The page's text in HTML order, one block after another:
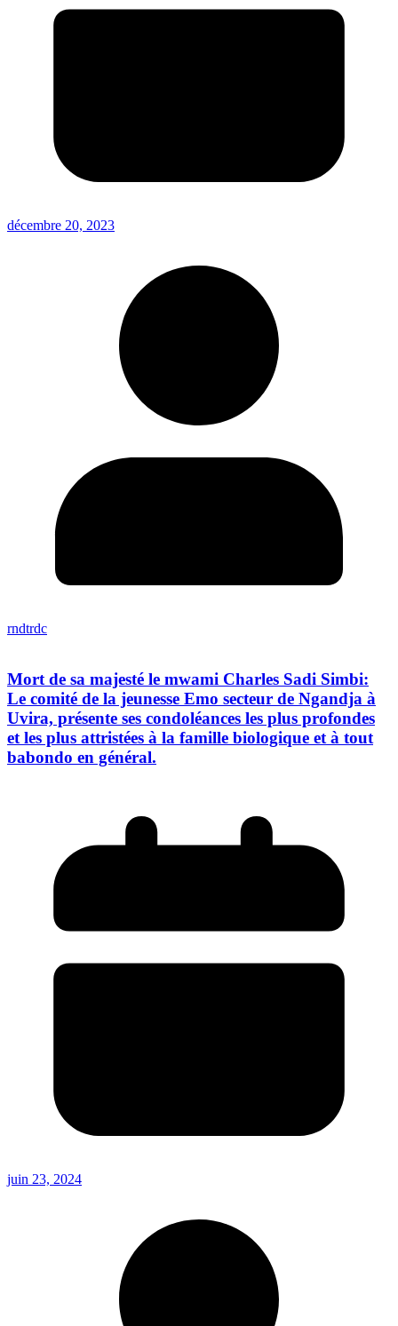
décembre 20, 2023
rndtrdc
Mort de sa majesté le mwami Charles Sadi Simbi:
Le comité de la jeunesse Emo secteur de Ngandja à
Uvira, présente ses condoléances les plus profondes
et les plus attristées à la famille biologique et à tout
babondo en général.
juin 23, 2024